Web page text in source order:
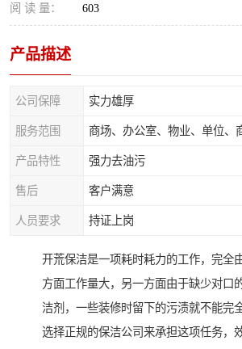
阅 读 量： 603
产品描述
公司保障 实力雄厚
服务范围 商场、办公室、物业、单位、
产品特性 强力去油污
售后 客户满意
人员要求 持证上岗
开荒保洁是一项耗时耗力的工作，完全
方面工作量大，另一方面由于缺少对口
洁剂，一些装修时留下的污渍就不能完
选择正规的保洁公司来承担这项任务，